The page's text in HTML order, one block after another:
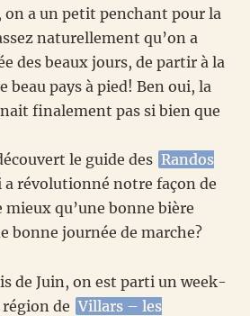
on a un petit penchant pour la
naturellement qu’on a
des beaux jours, de partir à la
beau pays à pied! Ben oui, la
finalement pas si bien que
le guide des Randos
a révolutionné notre façon de
qu’une bonne bière
bonne journée de marche?
de Juin, on est parti un week-
de Villars – les